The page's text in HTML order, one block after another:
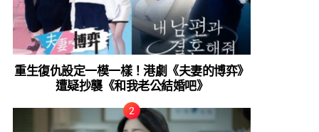
重生復仇設定一模一樣！港劇《夫妻的博弈》
遭疑抄襲《和我老公結婚吧》